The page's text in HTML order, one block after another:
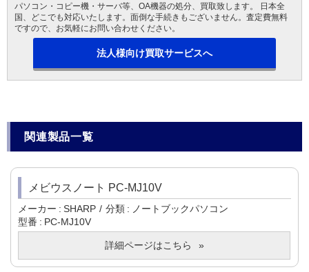
パソコン・コピー機・サーバ等、OA機器の処分、買取致します。 日本全
国、どこでも対応いたします。面倒な手続きもございません。査定費無料
ですので、お気軽にお問い合わせください。
法人様向け買取サービスへ
関連製品一覧
メビウスノート PC-MJ10V
メーカー SHARP 分類
ノートブックパソコン
型番
PC-MJ10V
詳細ページはこちら